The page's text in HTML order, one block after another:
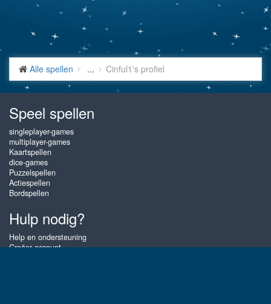
Alle spellen ... Cinful1's profiel
Speel spellen
singleplayer-games
multiplayer-games
Kaartspellen
dice-games
Puzzelspellen
Actiespellen
Bordspellen
Hulp nodig?
Help en ondersteuning
Creëer account